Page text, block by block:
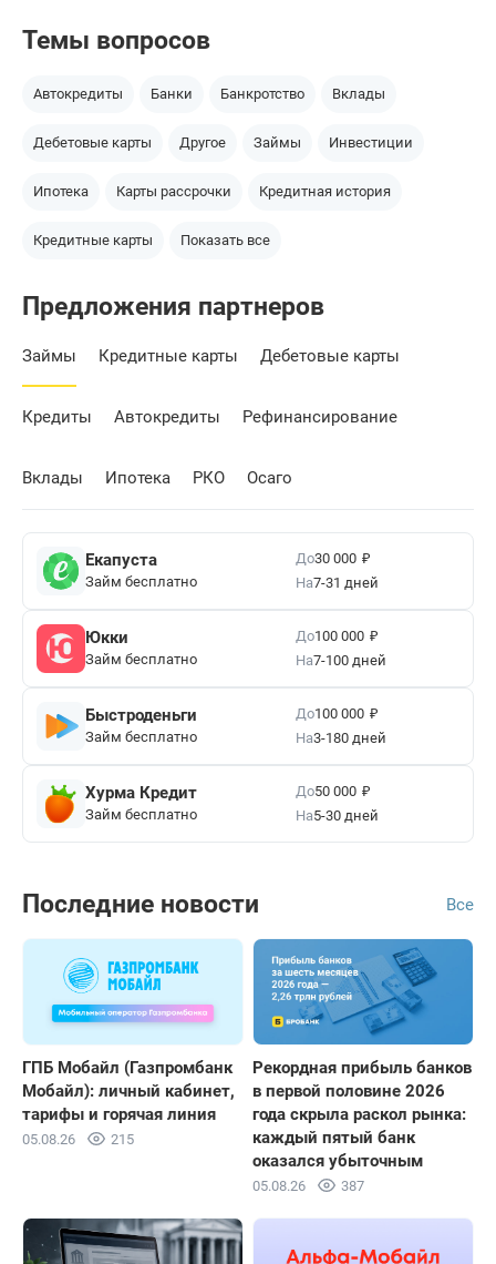
Темы вопросов
Автокредиты Банки Банкротство Вклады
Дебетовые карты Другое Займы Инвестиции
Ипотека Карты рассрочки Кредитная история
Кредитные карты Показать все
Предложения партнеров
Займы Кредитные карты Дебетовые карты
Кредиты Автокредиты Рефинансирование
Вклады Ипотека РКО Осаго
Екапуста
Займ бесплатно
До30 000 ₽
На7-31 дней
Юкки
Займ бесплатно
До100 000 ₽
На7-100 дней
Быстроденьги
Займ бесплатно
До100 000 ₽
На3-180 дней
Хурма Кредит
Займ бесплатно
До50 000 ₽
На5-30 дней
Последние новости Все
ГПБ Мобайл (Газпромбанк
Мобайл): личный кабинет,
тарифы и горячая линия
05.08.26 215
Рекордная прибыль банков
в первой половине 2026
года скрыла раскол рынка:
каждый пятый банк
оказался убыточным
05.08.26 387